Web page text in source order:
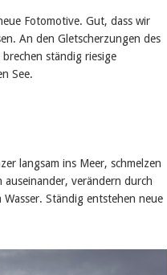
Fotomotive. Gut, dass wir
An den Gletscherzungen des
ständig riesige
See.
langsam ins Meer, schmelzen
auseinander, verändern durch
Ständig entstehen neue